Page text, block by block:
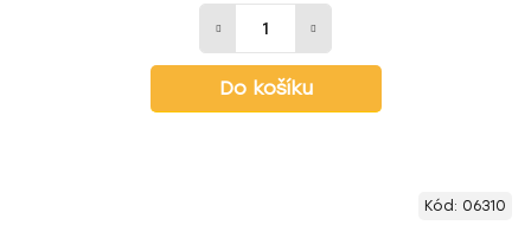
Do košíku
Kód: 06310